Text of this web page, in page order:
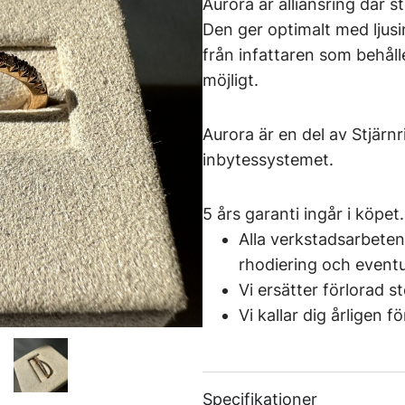
Aurora är alliansring där
Den ger optimalt med
från infattaren som
möjligt.
Aurora är en del av
inbytessystemet.
5 års garanti ingår i köpet.
Alla
rhodiering och
Vi ersätter förlorad
Vi kallar dig årligen
Specifikationer